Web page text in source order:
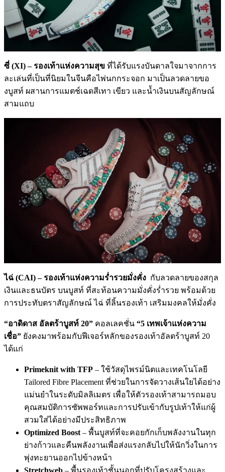
ซี่ (XI) – รองเท้าแห่งความสุข ที่ได้รับแรงบันดาลใจมาจากการ
ละเล่นที่เป็นที่นิยมในจีนคือไพ่นกกระจอก มาเป็นลวดลายขอ
งบูสท์ ผสานการแมตช์เฉดสีเทา เขียว และน้ำเงินบนสัญลักษณ์
สามแถบ
ไฉ่ (CAI) – รองเท้าแห่งความร่ำรวยมั่งคั่ง กับลวดลายของสกุล
เงินและธนบัตร บนบูสท์ ที่สะท้อนความมั่งคั่งร่ำรวย พร้อมด้วย
การประทับตราสัญลักษณ์ ไฉ่ ที่ลิ้นรองเท้า เสริมมงคลให้มั่งคั่ง
“อาดิดาส อัลตร้าบูสท์ 20” คอลเลคชั่น “5 เทพเจ้าแห่งความ
เชื่อ” ยังคงมาพร้อมกับฟีเจอร์หลักของรองเท้าอัลตร้าบูสท์ 20
ได้แก่
Primeknit with TFP – ใช้วัสดุไพรม์นิตและเทคโนโลยี
Tailored Fibre Placement ที่ช่วยในการจัดวางเส้นใยได้อย่าง
แม่นยำในระดับมิลลิเมตร เพื่อให้ตัวรองเท้าสามารถมอบ
คุณสมบัติการซัพพอร์ทและการปรับเข้ากับรูปเท้าให้แก่ผู้
สวมใส่ได้อย่างมีประสิทธิภาพ
Optimized Boost– พื้นบูสท์ที่จะคอยกักเก็บพลังงานในทุก
ย่างก้าวและคืนพลังงานเพื่อส่งแรงกลับไปให้นักวิ่งในการ
พุ่งทะยานออกไปข้างหน้า